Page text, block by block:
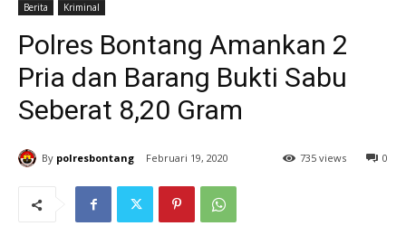
Berita Kriminal
Polres Bontang Amankan 2
Pria dan Barang Bukti Sabu
Seberat 8,20 Gram
By polresbontang Februari 19, 2020 0
735 views